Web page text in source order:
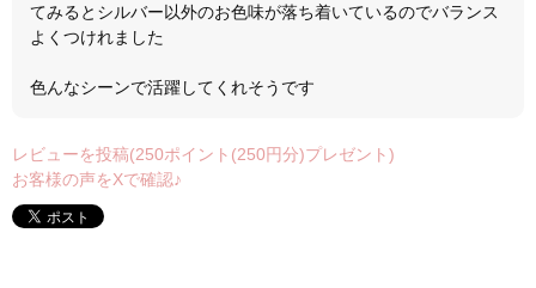
てみるとシルバー以外のお色味が落ち着いているのでバランス
よくつけれました
色んなシーンで活躍してくれそうです
レビューを投稿(250ポイント(250円分)プレゼント)
お客様の声をXで確認♪